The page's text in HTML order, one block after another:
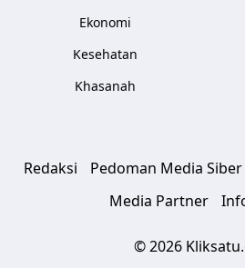
Ekonomi
Kesehatan
Khasanah
Redaksi Pedoman Media Siber
Media Partner
© 2026